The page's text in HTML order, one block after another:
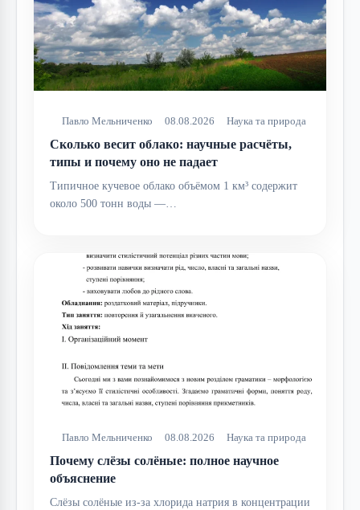
Павло Мельниченко 08.08.2026 Наука та природа
Сколько весит облако: научные расчёты,
типы и почему оно не падает
Типичное кучевое облако объёмом 1 км³ содержит
около 500 тонн воды —…
Павло Мельниченко 08.08.2026 Наука та природа
Почему слёзы солёные: полное научное
объяснение
Слёзы солёные из-за хлорида натрия в концентрации